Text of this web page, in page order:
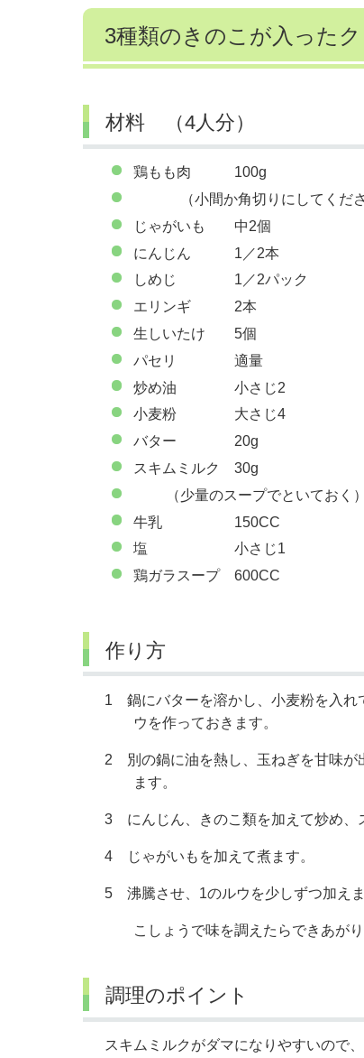
3種類のきのこが入った
材料 （4人分）
鶏もも肉 100g
（小間か角切りにしてくださ
じゃがいも 中2個
にんじん 1／2本
しめじ 1／2パック
エリンギ 2本
生しいたけ 5個
パセリ 適量
炒め油 小さじ2
小麦粉 大さじ4
バター 20g
スキムミルク 30g
（少量のスープでといておく）
牛乳 150CC
塩 小さじ1
鶏ガラスープ 600CC
作り方
1 鍋にバターを溶かし、小麦粉を入れ
ウを作っておきます。
2 別の鍋に油を熱し、玉ねぎを甘味が
ます。
3 にんじん、きのこ類を加えて炒め、
4 じゃがいもを加えて煮ます。
5 沸騰させ、1のルウを少しずつ加え
こしょうで味を調えたらできあがり
調理のポイント
スキムミルクがダマになりやすいので